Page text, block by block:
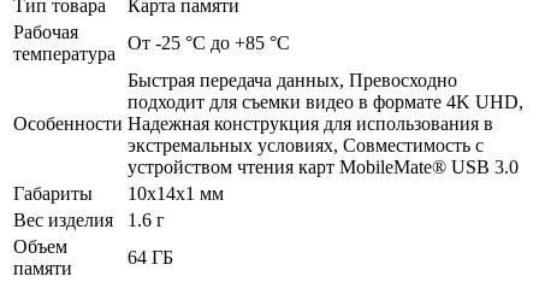
Тип товара
Карта памяти
Рабочая
температура
От -25 °C до +85 °C
Особенности
Быстрая передача данных, Превосходно
подходит для съемки видео в формате 4K UHD,
Надежная конструкция для использования в
экстремальных условиях, Совместимость с
устройством чтения карт MobileMate® USB 3.0
Габариты
10х14х1 мм
Вес изделия
1.6 г
Объем
памяти
64 ГБ